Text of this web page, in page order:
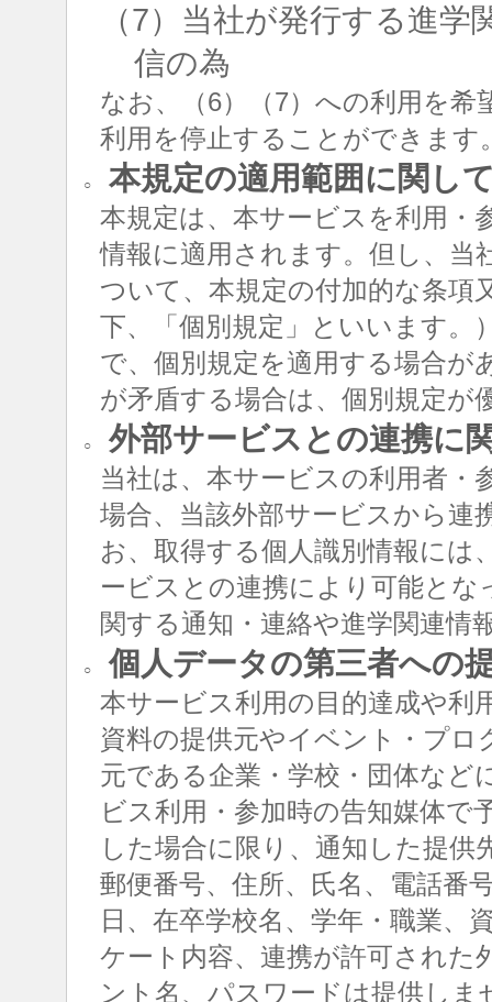
（7）当社が発行する進
信の為
なお、（6）（7）への利用を
利用を停止することができます
○ 本規定の適用範囲に関し
本規定は、本サービスを利用・
情報に適用されます。但し、当
ついて、本規定の付加的な条項
下、「個別規定」といいます。
で、個別規定を適用する場合が
が矛盾する場合は、個別規定が
○ 外部サービスとの連携に
当社は、本サービスの利用者・
場合、当該外部サービスから連
お、取得する個人識別情報には
ービスとの連携により可能と
関する通知・連絡や進学関連情
○ 個人データの第三者への
本サービス利用の目的達成や利
資料の提供元やイベント・プロ
元である企業・学校・団体など
ビス利用・参加時の告知媒体で
した場合に限り、通知した提
郵便番号、住所、氏名、電話番
日、在卒学校名、学年・職業、
ケート内容、連携が許可された
ント名、パスワードは提供し